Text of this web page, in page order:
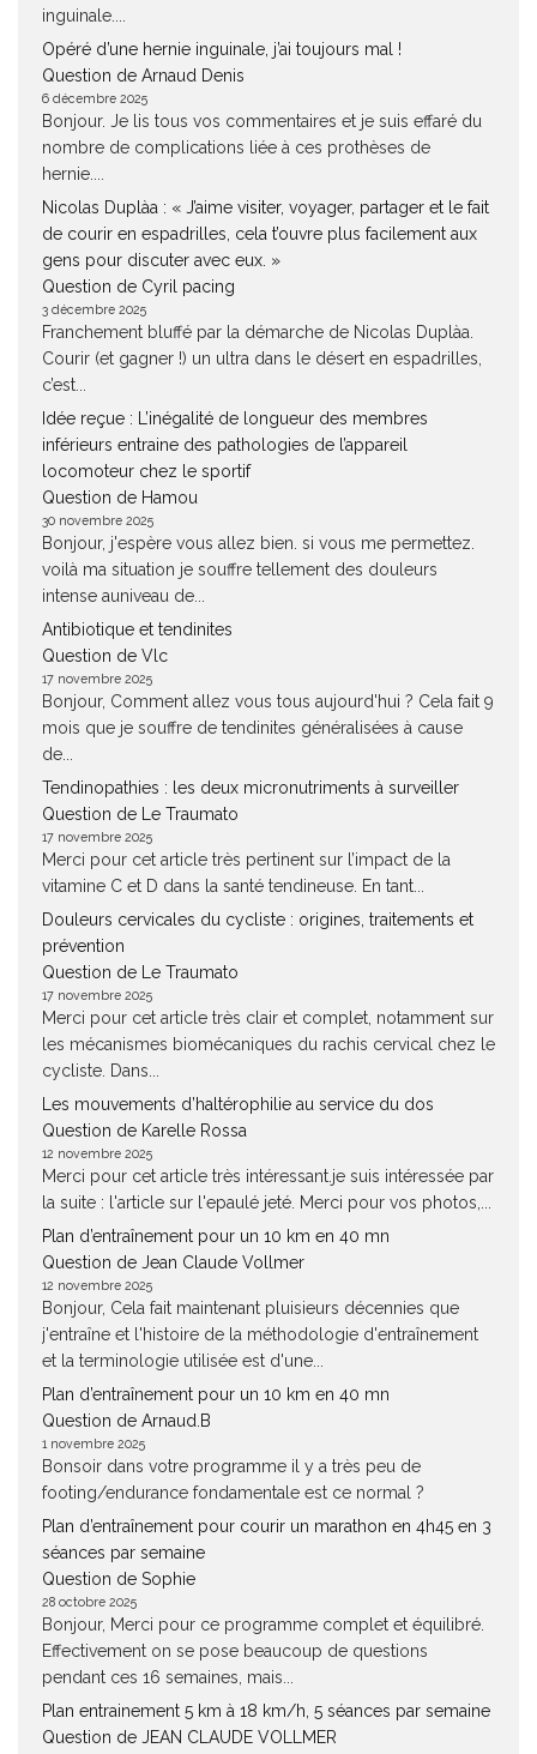
inguinale....
Opéré d’une hernie inguinale, j’ai toujours mal !
Question de Arnaud Denis
6 décembre 2025
Bonjour. Je lis tous vos commentaires et je suis effaré du
nombre de complications liée à ces prothèses de
hernie....
Nicolas Duplàa : « J’aime visiter, voyager, partager et le fait
de courir en espadrilles, cela t’ouvre plus facilement aux
gens pour discuter avec eux. »
Question de Cyril pacing
3 décembre 2025
Franchement bluffé par la démarche de Nicolas Duplàa.
Courir (et gagner !) un ultra dans le désert en espadrilles,
c’est...
Idée reçue : L’inégalité de longueur des membres
inférieurs entraine des pathologies de l’appareil
locomoteur chez le sportif
Question de Hamou
30 novembre 2025
Bonjour, j'espère vous allez bien. si vous me permettez.
voilà ma situation je souffre tellement des douleurs
intense auniveau de...
Antibiotique et tendinites
Question de Vlc
17 novembre 2025
Bonjour, Comment allez vous tous aujourd'hui ? Cela fait 9
mois que je souffre de tendinites généralisées à cause
de...
Tendinopathies : les deux micronutriments à surveiller
Question de Le Traumato
17 novembre 2025
Merci pour cet article très pertinent sur l’impact de la
vitamine C et D dans la santé tendineuse. En tant...
Douleurs cervicales du cycliste : origines, traitements et
prévention
Question de Le Traumato
17 novembre 2025
Merci pour cet article très clair et complet, notamment sur
les mécanismes biomécaniques du rachis cervical chez le
cycliste. Dans...
Les mouvements d’haltérophilie au service du dos
Question de Karelle Rossa
12 novembre 2025
Merci pour cet article très intéressant.je suis intéressée par
la suite : l'article sur l'epaulé jeté. Merci pour vos photos,...
Plan d’entraînement pour un 10 km en 40 mn
Question de Jean Claude Vollmer
12 novembre 2025
Bonjour, Cela fait maintenant pluisieurs décennies que
j'entraîne et l'histoire de la méthodologie d'entraînement
et la terminologie utilisée est d'une...
Plan d’entraînement pour un 10 km en 40 mn
Question de Arnaud.B
1 novembre 2025
Bonsoir dans votre programme il y a très peu de
footing/endurance fondamentale est ce normal ?
Plan d’entraînement pour courir un marathon en 4h45 en 3
séances par semaine
Question de Sophie
28 octobre 2025
Bonjour, Merci pour ce programme complet et équilibré.
Effectivement on se pose beaucoup de questions
pendant ces 16 semaines, mais...
Plan entrainement 5 km à 18 km/h, 5 séances par semaine
Question de JEAN CLAUDE VOLLMER